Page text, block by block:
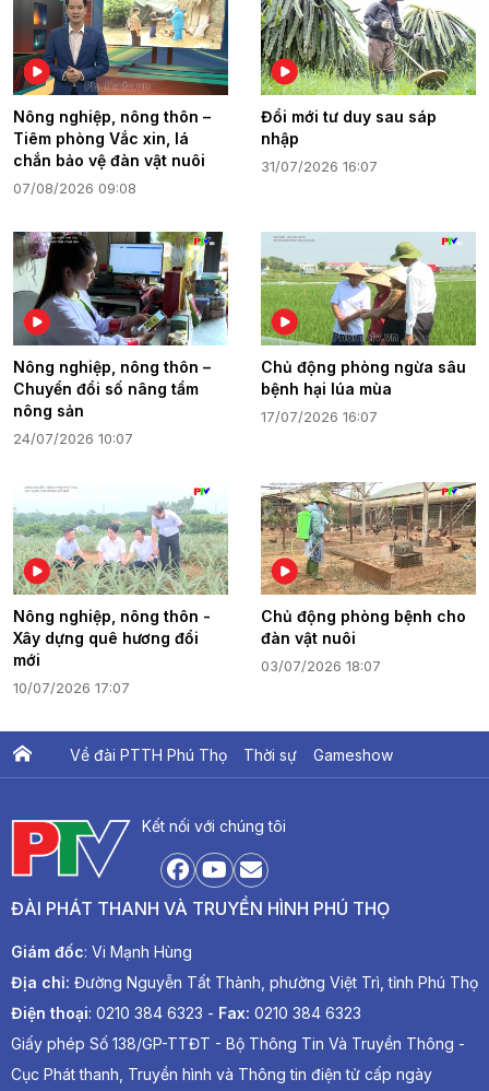
Nông nghiệp, nông thôn –
Tiêm phòng Vắc xin, lá
chắn bảo vệ đàn vật nuôi
07/08/2026 09:08
Đổi mới tư duy sau sáp
nhập
31/07/2026 16:07
Nông nghiệp, nông thôn –
Chuyển đổi số nâng tầm
nông sản
24/07/2026 10:07
Chủ động phòng ngừa sâu
bệnh hại lúa mùa
17/07/2026 16:07
Nông nghiệp, nông thôn -
Xây dựng quê hương đổi
mới
10/07/2026 17:07
Chủ động phòng bệnh cho
đàn vật nuôi
03/07/2026 18:07
Về đài PTTH Phú Thọ Thời sự Gameshow
Kết nối với chúng tôi
ĐÀI PHÁT THANH VÀ TRUYỀN HÌNH PHÚ THỌ
Giám đốc: Vi Mạnh Hùng
Địa chỉ: Đường Nguyễn Tất Thành, phường Việt Trì, tỉnh Phú Thọ
Điện thoại: 0210 384 6323 - Fax: 0210 384 6323
Giấy phép Số 138/GP-TTĐT - Bộ Thông Tin Và Truyền Thông -
Cục Phát thanh, Truyền hình và Thông tin điện tử cấp ngày